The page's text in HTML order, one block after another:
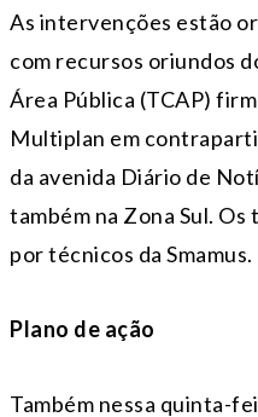
As intervenções estão
com recursos oriundos
Área Pública (TCAP)
Multiplan em
da avenida Diário de
também na Zona Sul.
por técnicos da Smamus.
Plano de ação
Também nessa quinta-